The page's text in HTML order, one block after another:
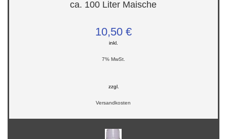
ca. 100 Liter Maische
10,50 €
inkl.
7% MwSt.
zzgl.
Versandkosten